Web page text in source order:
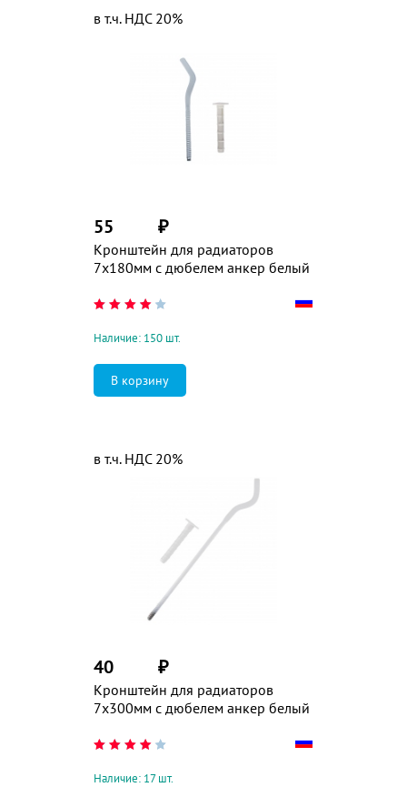
Кронштейн для радиаторов
7х180мм с дюбелем анкер белый
55 ₽
в т.ч. НДС 20%
Наличие: 150 шт.
Кронштейн для радиаторов
7х300мм с дюбелем анкер белый
40 ₽
в т.ч. НДС 20%
Наличие: 17 шт.